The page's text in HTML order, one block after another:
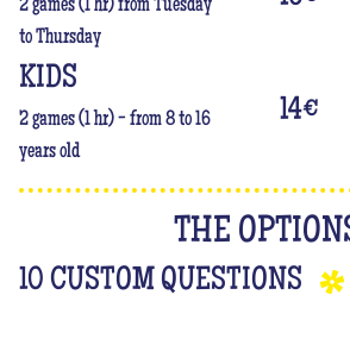
2 games (1 hr) from Tuesday
to Thursday
KIDS
2 games (1 hr) - from 8 to 16
years old
14€
THE
10 CUSTOM QUESTIONS